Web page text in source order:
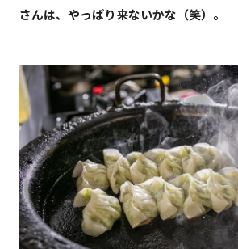
さんは、やっぱり来ないかな（笑）。